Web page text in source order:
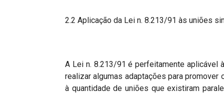
2.2 Aplicação da Lei n. 8.213/91 às uniões
A Lei n. 8.213/91 é perfeitamente aplicável
realizar algumas adaptações para
à quantidade de uniões que existiram